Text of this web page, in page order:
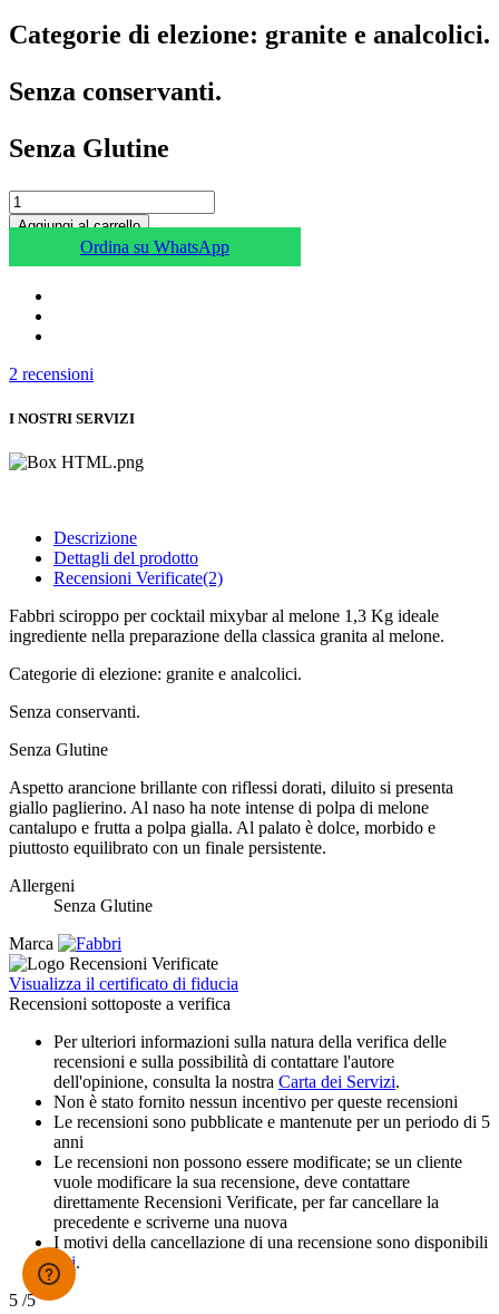
Categorie di elezione: granite e analcolici.
Senza conservanti.
Senza Glutine
Aggiungi al carrello
Ordina su WhatsApp
2 recensioni
I NOSTRI SERVIZI
Descrizione
Dettagli del prodotto
Recensioni Verificate(2)
Fabbri sciroppo per cocktail mixybar al melone 1,3 Kg ideale
ingrediente nella preparazione della classica granita al melone.
Categorie di elezione: granite e analcolici.
Senza conservanti.
Senza Glutine
Aspetto arancione brillante con riflessi dorati, diluito si presenta
giallo paglierino. Al naso ha note intense di polpa di melone
cantalupo e frutta a polpa gialla. Al palato è dolce, morbido e
piuttosto equilibrato con un finale persistente.
Allergeni
Senza Glutine
Marca
Visualizza il certificato di fiducia
Recensioni sottoposte a verifica
Per ulteriori informazioni sulla natura della verifica delle
recensioni e sulla possibilità di contattare l'autore
dell'opinione, consulta la nostra Carta dei Servizi.
Non è stato fornito nessun incentivo per queste recensioni
Le recensioni sono pubblicate e mantenute per un periodo di 5
anni
Le recensioni non possono essere modificate; se un cliente
vuole modificare la sua recensione, deve contattare
direttamente Recensioni Verificate, per far cancellare la
precedente e scriverne una nuova
I motivi della cancellazione di una recensione sono disponibili
qui.
5 /5